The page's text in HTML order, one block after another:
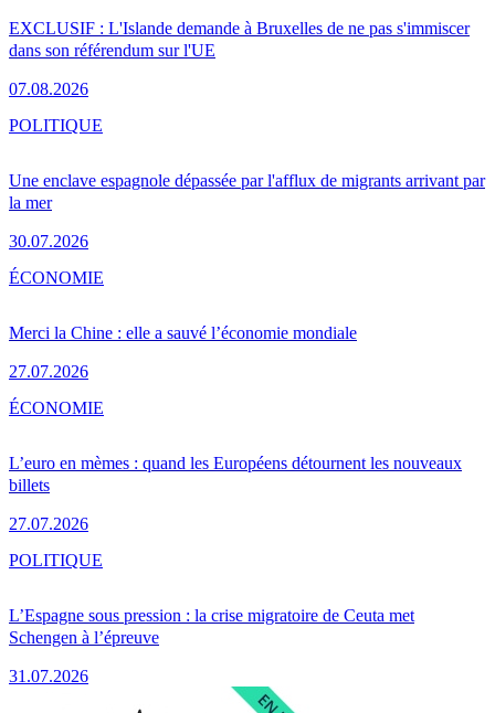
EXCLUSIF : L'Islande demande à Bruxelles de ne pas s'immiscer
dans son référendum sur l'UE
07.08.2026
Une enclave espagnole dépassée par l'afflux de migrants arrivant par
la mer
30.07.2026
POLITIQUE
Merci la Chine : elle a sauvé l’économie mondiale
27.07.2026
ÉCONOMIE
L’euro en mèmes : quand les Européens détournent les nouveaux
billets
27.07.2026
ÉCONOMIE
L’Espagne sous pression : la crise migratoire de Ceuta met
Schengen à l’épreuve
31.07.2026
POLITIQUE